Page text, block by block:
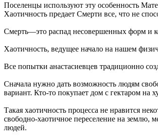
Поселенцы используют эту особенность
Хаотичность предает Смерти все, что не
Смерть—это распад несовершенных форм и
Хаотичность, ведущее начало на нашем
Все попытки анастасиевцев традиционно
Сначала нужно дать возможность людям
вариант. Кто-то покупает дом с гектаром на
Такая хаотичность процесса не нравится
свободно-хаотичное переселение на землю,
людей.